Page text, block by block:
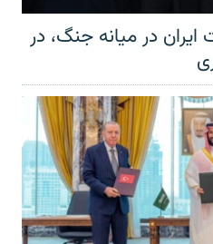
در میانه جنگ، در